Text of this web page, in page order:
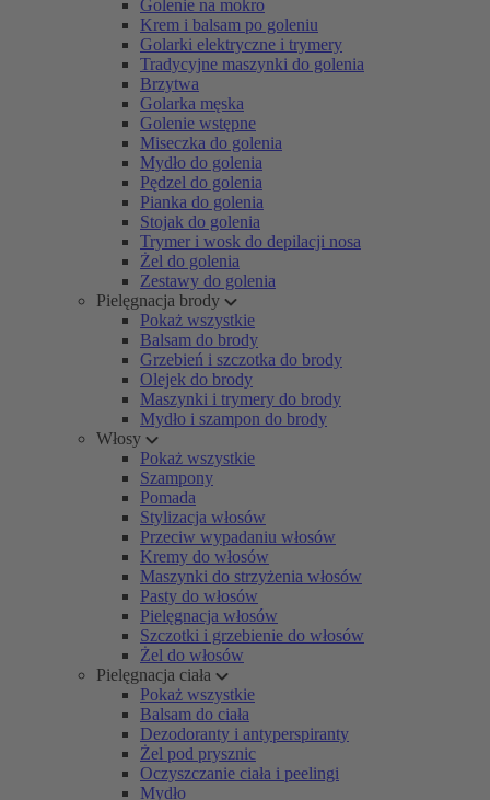
Golenie na mokro
Krem i balsam po goleniu
Golarki elektryczne i trymery
Tradycyjne maszynki do golenia
Brzytwa
Golarka męska
Golenie wstępne
Miseczka do golenia
Mydło do golenia
Pędzel do golenia
Pianka do golenia
Stojak do golenia
Trymer i wosk do depilacji nosa
Żel do golenia
Zestawy do golenia
Pielęgnacja brody
Pokaż wszystkie
Balsam do brody
Grzebień i szczotka do brody
Olejek do brody
Maszynki i trymery do brody
Mydło i szampon do brody
Włosy
Pokaż wszystkie
Szampony
Pomada
Stylizacja włosów
Przeciw wypadaniu włosów
Kremy do włosów
Maszynki do strzyżenia włosów
Pasty do włosów
Pielęgnacja włosów
Szczotki i grzebienie do włosów
Żel do włosów
Pielęgnacja ciała
Pokaż wszystkie
Balsam do ciała
Dezodoranty i antyperspiranty
Żel pod prysznic
Oczyszczanie ciała i peelingi
Mydło